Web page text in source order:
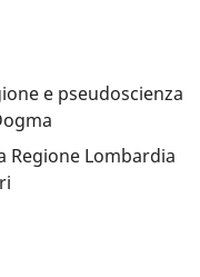
e pseudoscienza
Regione Lombardia